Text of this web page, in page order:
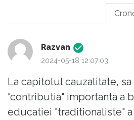
Razvan
2024-05-18 12:07:03
La capitolul cauzalitate,
"contributia" importanta a
educatiei "traditionaliste" a